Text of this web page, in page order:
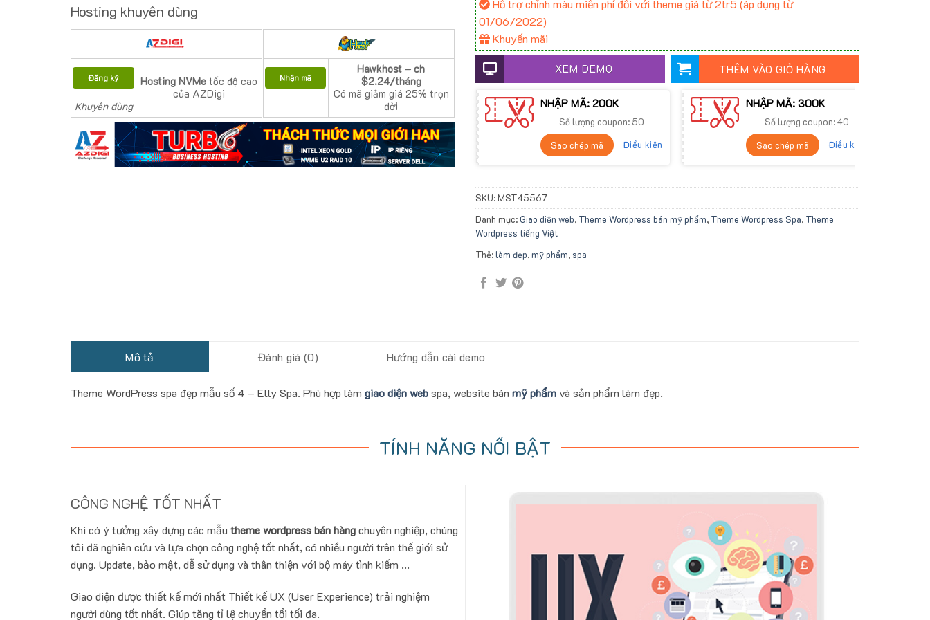
Hosting khuyên dùng
Đăng ký
Khuyên dùng
Hosting NVMe tốc độ cao
của AZDigi
Nhận mã
Hawkhost – ch
$2.24/tháng
Có mã giảm giá 25% trọn
đời
Hỗ trợ chỉnh màu miễn phí đối với theme giá từ 2tr5 (áp dụng từ
01/06/2022)
Khuyến mãi
XEM DEMO THÊM VÀO GIỎ HÀNG
NHẬP MÃ: 200K
Số lượng coupon: 50
Sao chép mã
Điều kiện
NHẬP MÃ: 300K
Số lượng coupon: 40
Sao chép mã
Điều kiện
SKU: MST45567
Danh mục:Giao diện web, Theme Wordpress bán mỹ phẩm, Theme Wordpress Spa, Theme
Wordpress tiếng Việt
Thẻ:làm đẹp,mỹ phẩm, spa
Mô tả Đánh giá (0) Hướng dẫn cài demo
Theme WordPress spa đẹp mẫu số 4 – Elly Spa. Phù hợp làm giao diện webspa, website bán mỹ phẩm và sản phẩm làm đẹp.
TÍNH NĂNG NỔI BẬT
CÔNG NGHỆ TỐT NHẤT
Khi có ý tưởng xây dựng các mẫu theme wordpress bán hàngchuyên nghiệp, chúng
tôi đã nghiên cứu và lựa chọn công nghệ tốt nhất, có nhiều người trên thế giới sử
dụng. Update, bảo mật, dễ sử dụng và thân thiện với bộ máy tình kiếm ...
Giao diện được thiết kế mới nhất Thiết kế UX (User Experience) trải nghiệm
người dùng tốt nhất. Giúp tăng tỉ lệ chuyển tổi tối đa.